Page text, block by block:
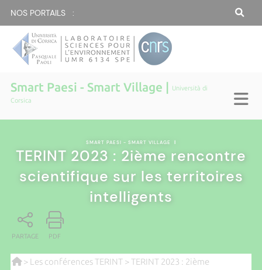
NOS PORTAILS :
Smart Paesi - Smart Village |
Università di
Corsica
SMART PAESI - SMART VILLAGE |
TERINT 2023 : 2ième rencontre
scientifique sur les territoires
intelligents
PARTAGE PDF
> Les conférences TERINT > TERINT 2023 : 2ième